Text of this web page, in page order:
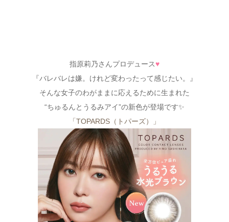
指原莉乃さんプロデュース♥
『バレバレは嫌。けれど変わったって感じたい。』
そんな女子のわがままに応えるために生まれた
“ちゅるんとうるみアイ”の新色が登場です✨
「TOPARDS（トパーズ）」